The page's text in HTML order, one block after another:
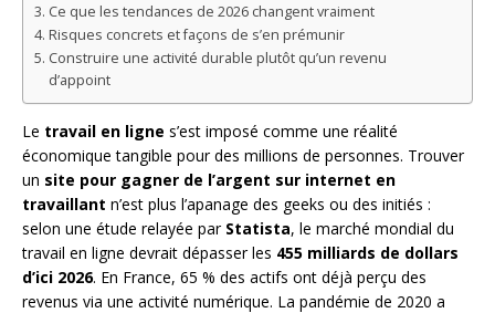
Ce que les tendances de 2026 changent vraiment
Risques concrets et façons de s’en prémunir
Construire une activité durable plutôt qu’un revenu
d’appoint
Le travail en ligne s’est imposé comme une réalité
économique tangible pour des millions de personnes. Trouver
un site pour gagner de l’argent sur internet en
travaillant n’est plus l’apanage des geeks ou des initiés :
selon une étude relayée par Statista, le marché mondial du
travail en ligne devrait dépasser les 455 milliards de dollars
d’ici 2026. En France, 65 % des actifs ont déjà perçu des
revenus via une activité numérique. La pandémie de 2020 a